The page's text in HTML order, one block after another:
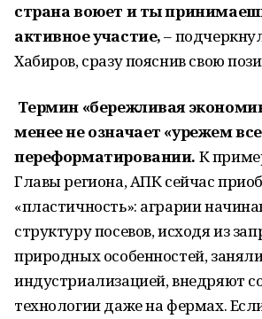
страна воюет и ты
активное участие,–
Хабиров, сразу пояснив свою
Термин «бережливая
менее не означает «урежем
переформатировании. К
Главы региона, АПК сейчас
«пластичность»: аграрии
структуру посевов, исходя из
природных особенностей,
индустриализацией, внедряют
технологии даже на фермах.